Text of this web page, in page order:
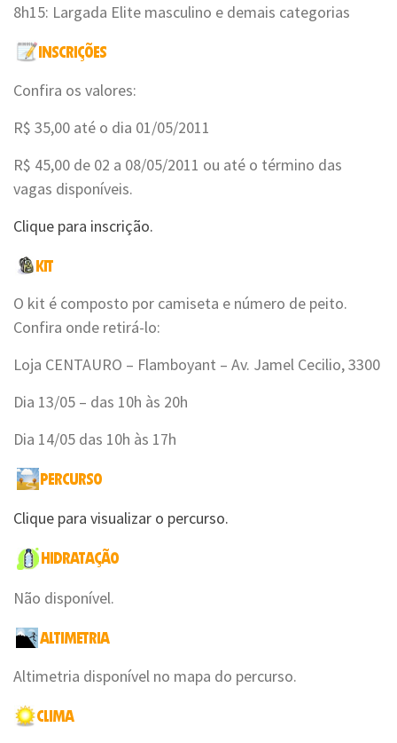
8h15: Largada Elite masculino e demais categorias
Confira os valores:
R$ 35,00 até o dia 01/05/2011
R$ 45,00 de 02 a 08/05/2011 ou até o término das
vagas disponíveis.
Clique para inscrição.
O kit é composto por camiseta e número de peito.
Confira onde retirá-lo:
Loja CENTAURO – Flamboyant – Av. Jamel Cecilio, 3300
Dia 13/05 – das 10h às 20h
Dia 14/05 das 10h às 17h
Clique para visualizar o percurso.
Não disponível.
Altimetria disponível no mapa do percurso.